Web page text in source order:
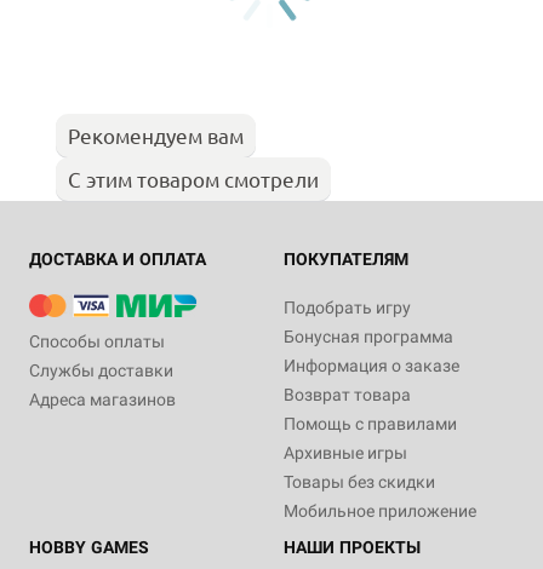
Рекомендуем вам
С этим товаром смотрели
ДОСТАВКА И ОПЛАТА
Способы оплаты
Службы доставки
Адреса магазинов
ПОКУПАТЕЛЯМ
Подобрать игру
Бонусная программа
Информация о заказе
Возврат товара
Помощь с правилами
Архивные игры
Товары без скидки
Мобильное приложение
HOBBY GAMES
НАШИ ПРОЕКТЫ